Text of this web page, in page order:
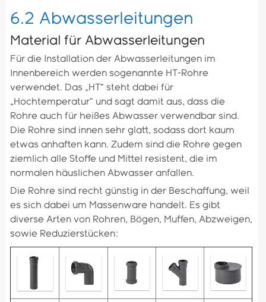
6.2 Abwasserleitungen
Material für Abwasserleitungen
Für die Installation der Abwasserleitungen im
Innenbereich werden sogenannte HT-Rohre
verwendet. Das „HT“ steht dabei für
„Hochtemperatur“ und sagt damit aus, dass die
Rohre auch für heißes Abwasser verwendbar sind.
Die Rohre sind innen sehr glatt, sodass dort kaum
etwas anhaften kann. Zudem sind die Rohre gegen
ziemlich alle Stoffe und Mittel resistent, die im
normalen häuslichen Abwasser anfallen.
Die Rohre sind recht günstig in der Beschaffung, weil
es sich dabei um Massenware handelt. Es gibt
diverse Arten von Rohren, Bögen, Muffen, Abzweigen,
sowie Reduzierstücken: